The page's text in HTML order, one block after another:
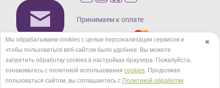
Принимаем к оплате
Кредиты и рассрочка
✖
Мы обрабатываем cookies с целью персонализации сервисов и
чтобы пользоваться веб-сайтом было удобнее. Вы можете
запретить обработку сookies в настройках браузера. Пожалуйста,
ознакомьтесь с политикой использования cookies. Продолжая
пользоваться сайтом, вы соглашаетесь с Политикой обработки